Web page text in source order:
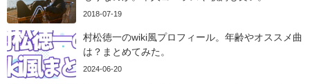
2018-07-19
村松徳一のwiki風プロフィール。年齢やオススメ曲
は？まとめてみた。
2024-06-20